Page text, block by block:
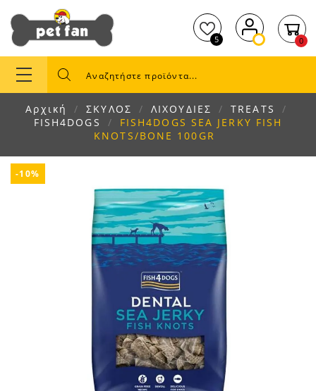
5 0
Αρχική ΣΚΥΛΟΣ ΛΙΧΟΥΔΙΕΣ
TREATS
FISH4DOGS
FISH4DOGS SEA JERKY FISH
KNOTS/BONE 100GR
-10%